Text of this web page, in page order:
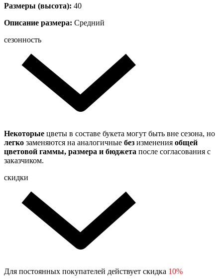
Размеры (высота): 40
Описание размера: Средний
сезонность
Некоторые цветы в составе букета могут быть вне сезона, но
легко заменяются на аналогичные без изменения общей
цветовой гаммы, размера и бюджета после согласования с
заказчиком.
скидки
Для постоянных покупателей действует скидка 10%